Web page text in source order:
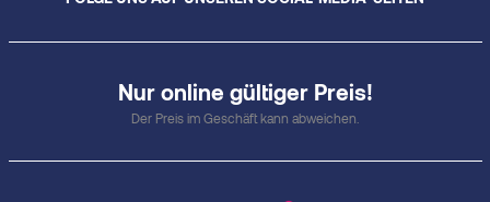
Nur online gültiger Preis!
Der Preis im Geschäft kann abweichen.